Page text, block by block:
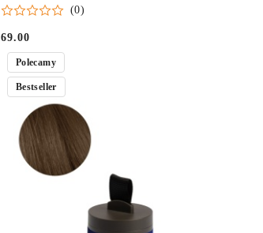
KOLOR CIEMNY BRĄZ
(0)
Cena:
69.00
Polecamy
Bestseller